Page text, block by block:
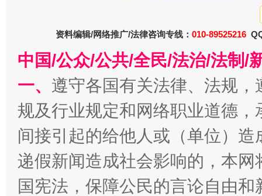
东山县通报“牛蛙产品抗生素超标问题”
资料编辑/网络推广/法律咨询专线： 010-89525216
中国/公众/公共/全民/法治/法制/
一、 遵守各国有关法律、法规
规及行业规定和网络职业道德
间接引起的给他人或（单位）
递假新闻造成社会影响的，本
国宪法，保障公民的言论自由